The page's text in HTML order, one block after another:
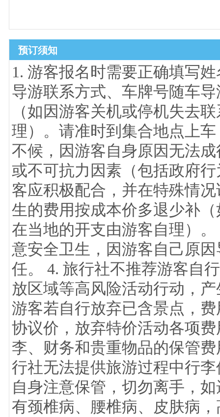
预订须知
1. 游客报名时需要正确填写
导游联系方式、车牌号随车
（如因游客关机或停机失去
理）。请准时到集合地点上
不候，因游客自身原因无法
或不可抗力因素（包括政府
客应积极配合，并在特殊情
生的费用按成本价多退少补
在当地的开支由游客自理）
意安全卫生，因游客自己原
任。 4. 旅行社不推荐游客自
放区域等高风险活动行动，
游客若自行放弃已含景点，
协议价，放弃特价活动各项
李、财务和贵重物品的保管
行社无法提供旅游过程中行
自身注意保管，切勿离手，
有颈椎病、腰椎病、皮肤病